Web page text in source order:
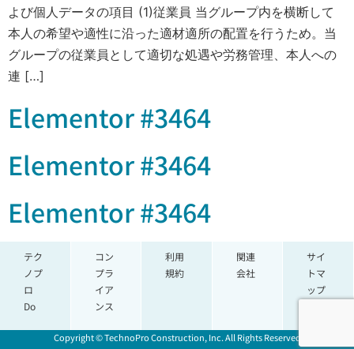
よび個人データの項目 (1)従業員 当グループ内を横断して
本人の希望や適性に沿った適材適所の配置を行うため。当
グループの従業員として適切な処遇や労務管理、本人への
連 […]
Elementor #3464
Elementor #3464
Elementor #3464
テク
ノプ
ロ
Do
コン
プラ
イア
ンス
利用
規約
関連
会社
サイ
トマ
ップ
Copyright © TechnoPro Construction, Inc. All Rights Reserved